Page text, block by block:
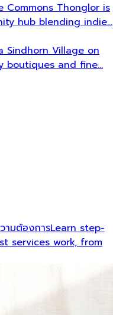
Commons Thonglor is
hub blending indie…
Sindhorn Village on
boutiques and fine…
ามต้องการLearn step-
services work, from